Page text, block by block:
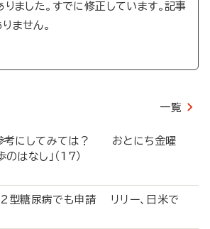
ました。すでに修正しています。記事
ません。
一覧
参考にしてみては？ おとにち金曜
はなし」（17）
型糖尿病でも申請 リリー、日米で